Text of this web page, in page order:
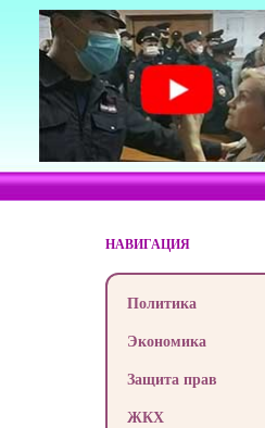
НАВИГАЦИЯ
Политика
Экономика
Защита прав
ЖКХ